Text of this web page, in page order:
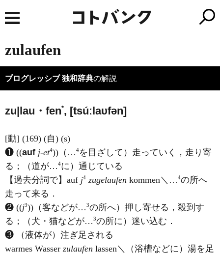
zulaufen
プログレッシブ 独和辞典の解説
zu|lau・fen*, [tsúːlaυfən]
[動] (169) (自) (s)
❶ ((auf j-et4))（…4を目ざして）走っていく，走り寄
る；（道が…4に）通じている
【過去分詞で】auf j4 zugelaufen kommen＼…4の所へ
走って来る．
❷ ((j3))（客などが…3の所へ）押し寄せる，殺到す
る；（犬・猫などが…3の所に）迷い込む．
❸ （液体が）注ぎ足される
warmes Wasser zulaufen lassen＼（浴槽などに）湯を足